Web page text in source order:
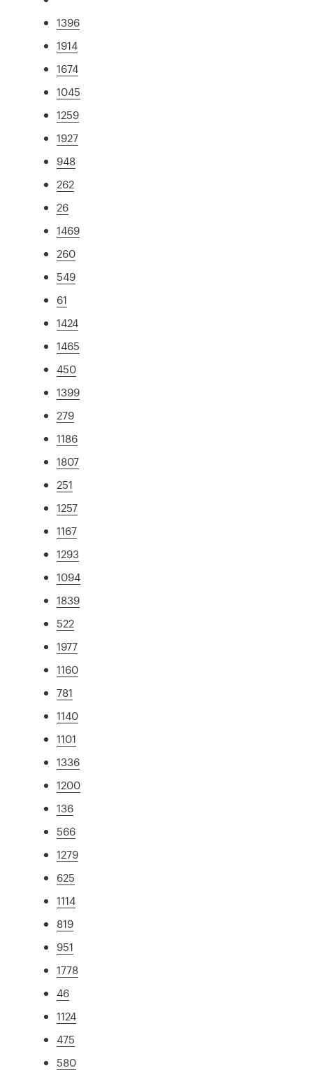
1396
1914
1674
1045
1259
1927
948
262
26
1469
260
549
61
1424
1465
450
1399
279
1186
1807
251
1257
1167
1293
1094
1839
522
1977
1160
781
1140
1101
1336
1200
136
566
1279
625
1114
819
951
1778
46
1124
475
580